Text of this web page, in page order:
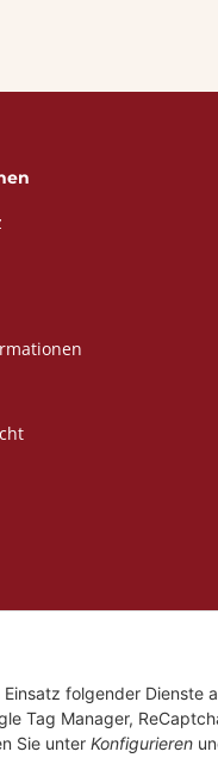
folgender Dienste
Tag Manager,
Sie unter Konfigurieren